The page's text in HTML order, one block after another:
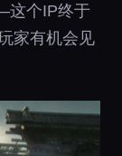
这个IP终于
家有机会见